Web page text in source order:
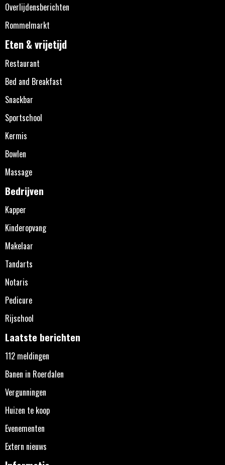
Overlijdensberichten
Rommelmarkt
Eten & vrijetijd
Restaurant
Bed and Breakfast
Snackbar
Sportschool
Kermis
Bowlen
Massage
Bedrijven
Kapper
Kinderopvang
Makelaar
Tandarts
Notaris
Pedicure
Rijschool
Laatste berichten
112 meldingen
Banen in Roerdalen
Vergunningen
Huizen te koop
Evenementen
Extern nieuws